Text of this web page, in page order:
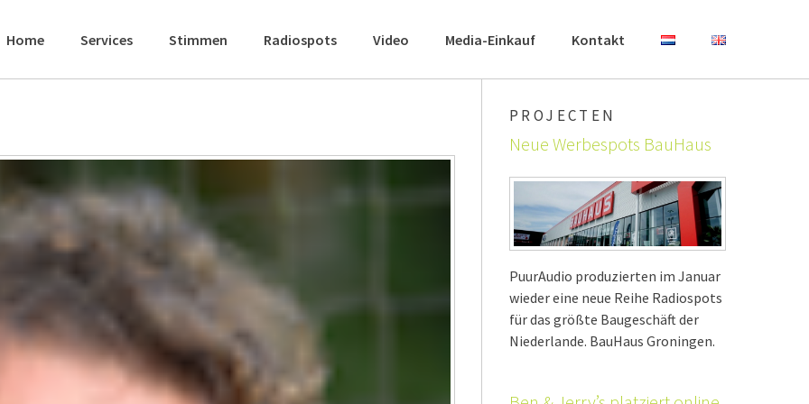
Home Services Stimmen Radiospots Video Media-Einkauf Kontakt
PROJECTEN
Neue Werbespots BauHaus
PuurAudio produzierten im Januar
wieder eine neue Reihe Radiospots
für das größte Baugeschäft der
Niederlande. BauHaus Groningen.